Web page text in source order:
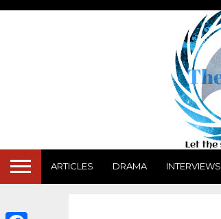
ARTICLES DRAMA INTERVIEWS